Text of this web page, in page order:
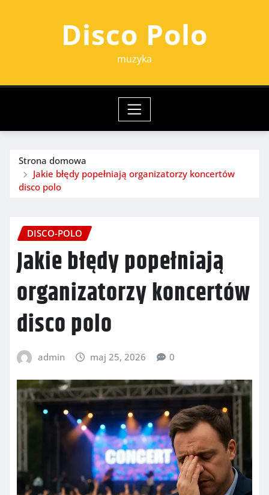
Disco Polo
muzyka
Strona domowa
Jakie błędy popełniają organizatorzy koncertów
disco polo
DISCO-POLO
Jakie błędy popełniają
organizatorzy koncertów
disco polo
admin maj 25, 2026 0